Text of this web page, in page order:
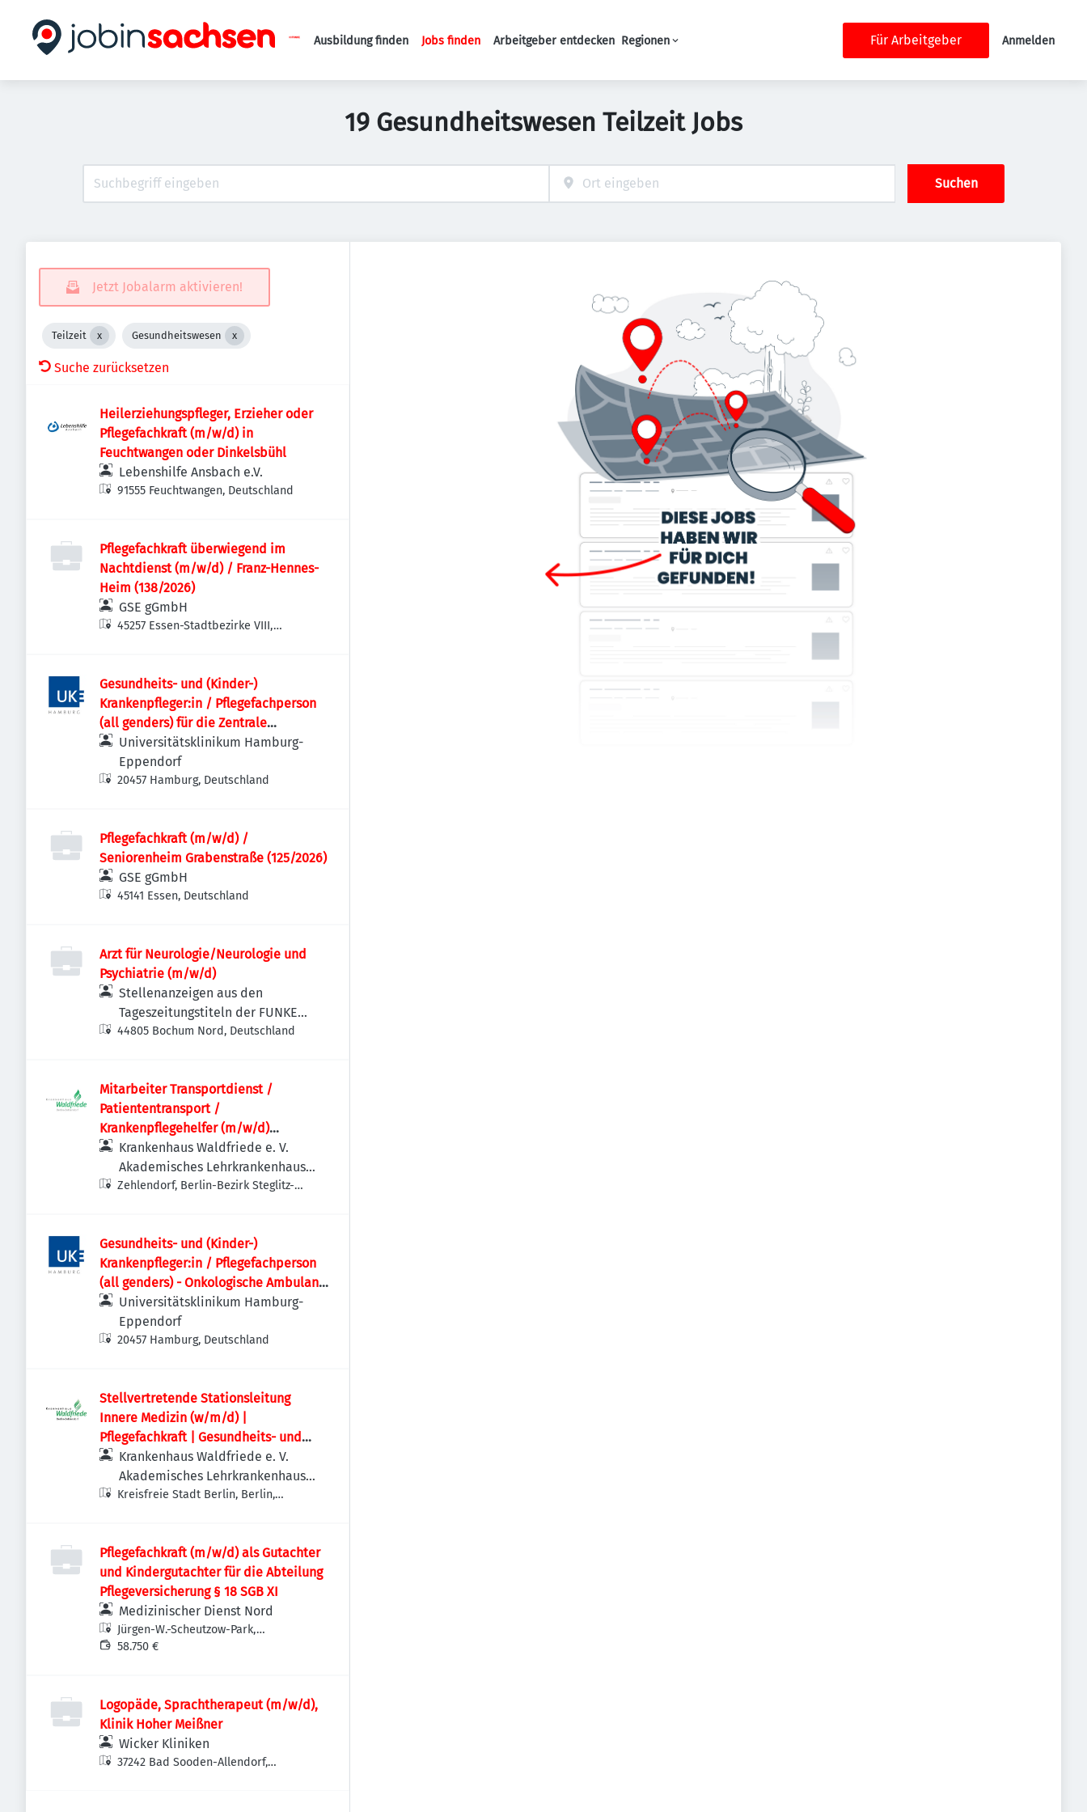
Haupt-Navigation
Ausbildung finden Jobs finden Arbeitgeber entdecken Regionen Für Arbeitgeber Anmelden
19 Gesundheitswesen Teilzeit Jobs
Suchen
Jetzt Jobalarm aktivieren!
Teilzeit Gesundheitswesen
Suche zurücksetzen
Heilerziehungspfleger, Erzieher oder
Pflegefachkraft (m/w/d) in
Feuchtwangen oder Dinkelsbühl
Lebenshilfe Ansbach e.V.
91555 Feuchtwangen, Deutschland
Pflegefachkraft überwiegend im
Nachtdienst (m/w/d) / Franz-Hennes-
Heim (138/2026)
GSE gGmbH
45257 Essen-Stadtbezirke VIII,
Gesundheits- und (Kinder-)
Krankenpfleger:in / Pflegefachperson
(all genders) für die Zentrale
Notaufnahme
Universitätsklinikum Hamburg-
Eppendorf
20457 Hamburg, Deutschland
Pflegefachkraft (m/w/d) /
Seniorenheim Grabenstraße (125/2026)
GSE gGmbH
45141 Essen, Deutschland
Arzt für Neurologie/Neurologie und
Psychiatrie (m/w/d)
Stellenanzeigen aus den
Tageszeitungstiteln der FUNKE
MEDIEN NRW
44805 Bochum Nord, Deutschland
Mitarbeiter Transportdienst /
Patiententransport /
Krankenpflegehelfer (m/w/d)
Krankenhaus | Vollzeit / Teilzeit
möglich
Krankenhaus Waldfriede e. V.
Akademisches Lehrkrankenhaus
der Charité
Zehlendorf, Berlin-Bezirk Steglitz-
Gesundheits- und (Kinder-)
Krankenpfleger:in / Pflegefachperson
(all genders) - Onkologische Ambulanz
- C1BUniversitätsklinikum Hamburg-
Eppendorf
20457 Hamburg, Deutschland
Stellvertretende Stationsleitung
Innere Medizin (w/m/d) |
Pflegefachkraft | Gesundheits- und
Krankenpfleger
Krankenhaus Waldfriede e. V.
Akademisches Lehrkrankenhaus
der Charité
Kreisfreie Stadt Berlin, Berlin,
Pflegefachkraft (m/w/d) als Gutachter
und Kindergutachter für die Abteilung
Pflegeversicherung § 18 SGB XI
Medizinischer Dienst Nord
Jürgen-W.-Scheutzow-Park,
Hammerbrookstraße 5, 20097
58.750 €
Logopäde, Sprachtherapeut (m/w/d),
Klinik Hoher Meißner
Wicker Kliniken
37242 Bad Sooden-Allendorf,